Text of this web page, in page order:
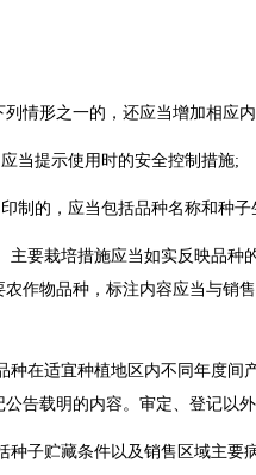
形之一的，还应当增加相应内
提示使用时的安全控制措施;
的，应当包括品种名称和种子
栽培措施应当如实反映品种
作物品种，标注内容应当与销
在适宜种植地区内不同年度间
告载明的内容。审定、登记以
子贮藏条件以及销售区域主要